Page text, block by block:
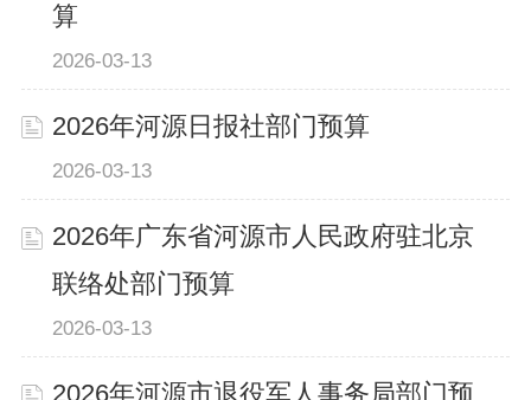
算
2026-03-13
2026年河源日报社部门预算
2026-03-13
2026年广东省河源市人民政府驻北京
联络处部门预算
2026-03-13
2026年河源市退役军人事务局部门预